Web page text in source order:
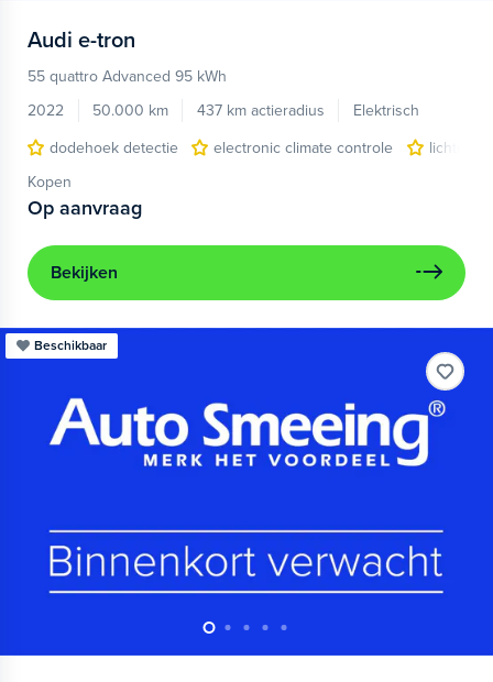
Audi e-tron
55 quattro Advanced 95 kWh
2022
50.000 km 437 km actieradius
Elektrisch
dodehoek detectie
electronic climate controle
Kopen
Op aanvraag
Bekijken
Beschikbaar